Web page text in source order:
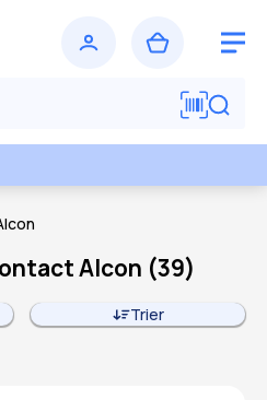
Alcon (39)
Trier